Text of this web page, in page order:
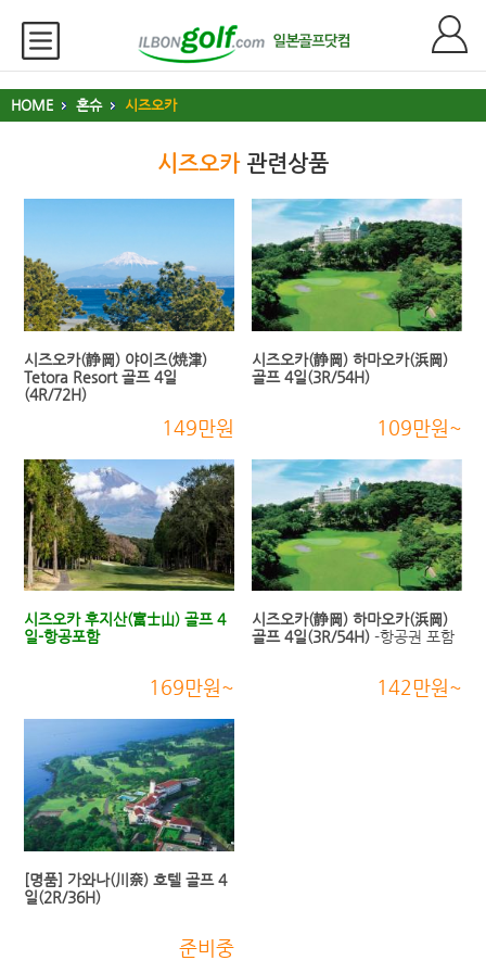
HOME 혼슈 시즈오카
시즈오카 관련상품
시즈오카(静岡) 야이즈(焼津)
Tetora Resort 골프 4일
(4R/72H)
149만원
시즈오카(静岡) 하마오카(浜岡)
골프 4일(3R/54H)
109만원~
시즈오카 후지산(富士山) 골프 4
일-항공포함
169만원~
시즈오카(静岡) 하마오카(浜岡)
골프 4일(3R/54H) -항공권 포함
142만원~
[명품] 가와나(川奈) 호텔 골프 4
일(2R/36H)
준비중